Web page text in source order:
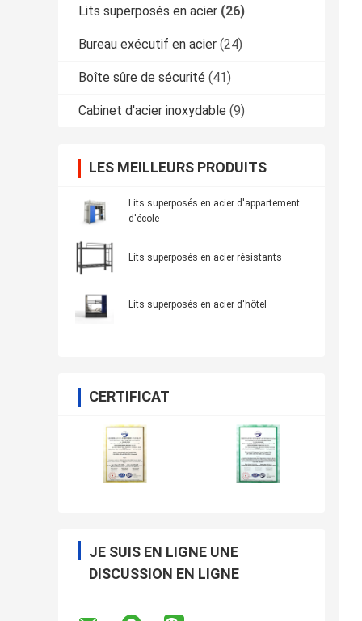
Lits superposés en acier (26)
Bureau exécutif en acier (24)
Boîte sûre de sécurité (41)
Cabinet d'acier inoxydable (9)
LES MEILLEURS PRODUITS
Lits superposés en acier d'appartement
d'école
Lits superposés en acier résistants
Lits superposés en acier d'hôtel
CERTIFICAT
JE SUIS EN LIGNE UNE
DISCUSSION EN LIGNE